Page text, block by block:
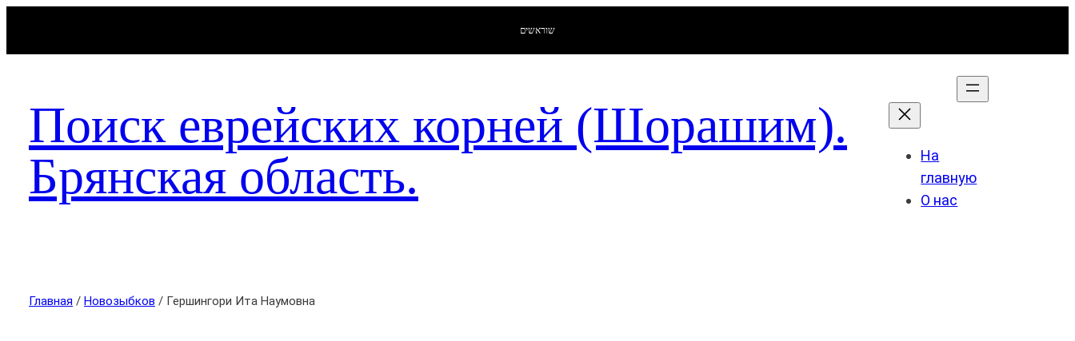
שוראשים
Поиск еврейских корней (Шорашим).
Брянская область.
На
главную
О нас
Главная / Новозыбков / Гершингори Ита Наумовна